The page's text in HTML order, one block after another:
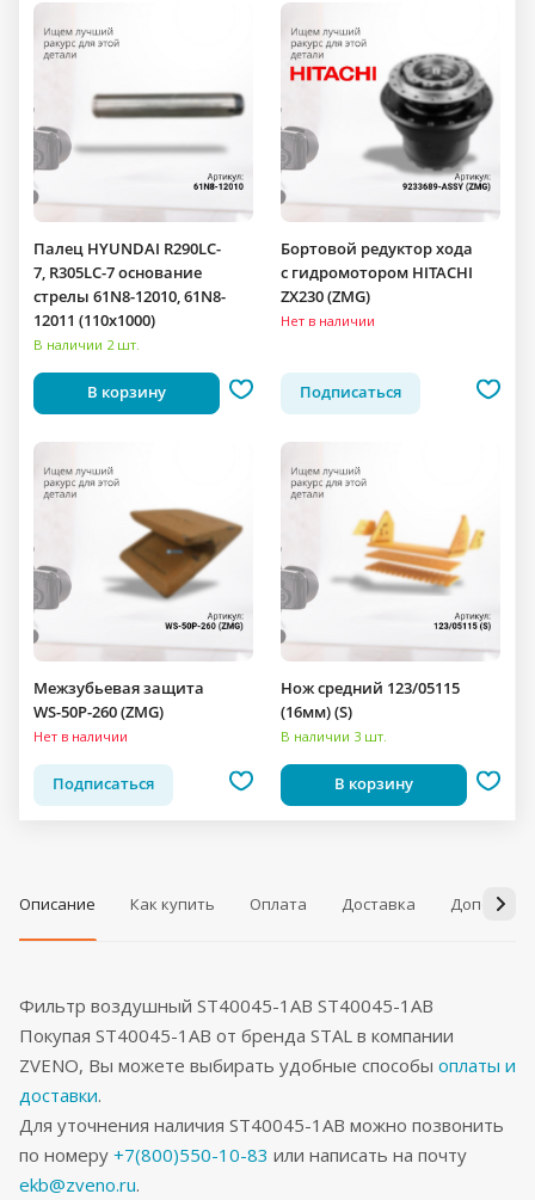
Палец HYUNDAI R290LC-
7, R305LC-7 основание
стрелы 61N8-12010, 61N8-
12011 (110x1000)
В наличии 2 шт.
В корзину
Бортовой редуктор хода
c гидромотором HITACHI
ZX230 (ZMG)
Нет в наличии
Подписаться
Межзубьевая защита
WS-50P-260 (ZMG)
Нет в наличии
Подписаться
Нож средний 123/05115
(16мм) (S)
В наличии 3 шт.
В корзину
Описание Как купить Оплата Доставка
Фильтр воздушный ST40045-1AB ST40045-1AB
Покупая ST40045-1AB от бренда STAL в компании
ZVENO, Вы можете выбирать удобные способы оплаты и
доставки.
Для уточнения наличия ST40045-1AB можно позвонить
по номеру +7(800)550-10-83 или написать на почту
ekb@zveno.ru.